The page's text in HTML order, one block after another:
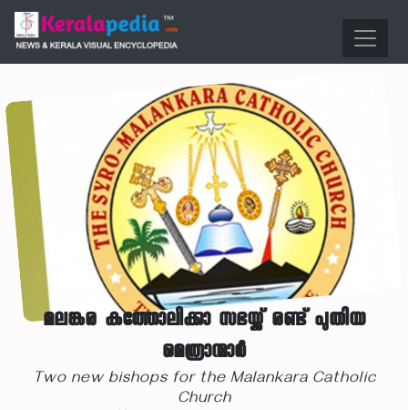
മലങ്കര കത്തോലിക്കാ സഭയ്ക്ക് രണ്ട് പുതിയ
മെത്രാന്മാര്‍
Two new bishops for the Malankara Catholic
Church